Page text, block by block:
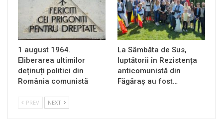
1 august 1964.
Eliberarea ultimilor
deținuți politici din
România comunistă
La Sâmbăta de Sus,
luptătorii în Rezistența
anticomunistă din
Făgăraș au fost…
PREV NEXT